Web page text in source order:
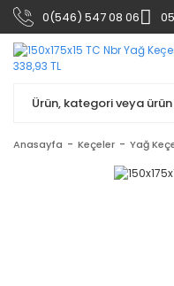
0(546) 547 08 06
Anasayfa Keçeler Yağ